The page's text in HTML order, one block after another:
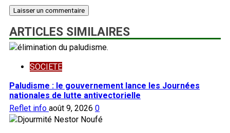
ARTICLES SIMILAIRES
SOCIETE
Paludisme : le gouvernement lance les Journées
nationales de lutte antivectorielle
Reflet info août 9, 2026 0